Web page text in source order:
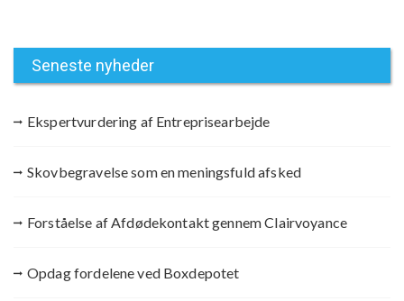
Seneste nyheder
Ekspertvurdering af Entreprisearbejde
Skovbegravelse som en meningsfuld afsked
Forståelse af Afdødekontakt gennem Clairvoyance
Opdag fordelene ved Boxdepotet